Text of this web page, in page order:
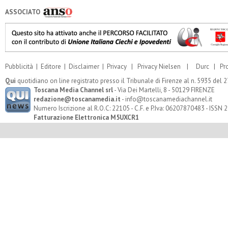
ASSOCIATO
Pubblicità | Editore | Disclaimer | Privacy | Privacy Nielsen | Durc |
Qui quotidiano on line registrato presso il Tribunale di Firenze al n. 5935 del
Toscana Media Channel srl- Via Dei Martelli, 8 - 50129 FIRENZE
redazione@toscanamedia.it - info@toscanamediachannel.it
Numero Iscrizione al R.O.C: 22105 - C.F. e P.Iva: 06207870483 - ISSN
Fatturazione Elettronica M5UXCR1